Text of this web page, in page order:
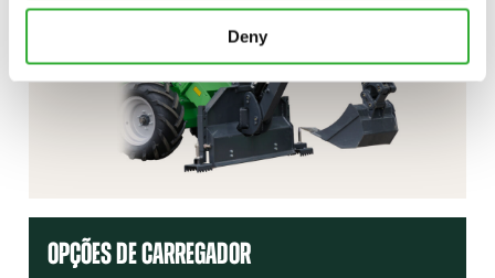
Deny
OPÇÕES DE CARREGADOR